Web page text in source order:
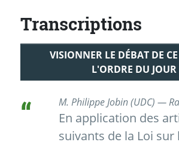
Transcriptions
VISIONNER LE DÉBAT DE
L'ORDRE DU JOUR
M. Philippe Jobin (UDC) —
En application des
suivants de la Loi sur